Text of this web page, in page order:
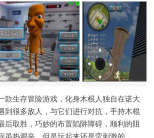
款生存冒险游戏，化身木棍人独自在诺大
到很多敌人，与它们进行对抗，手持木棍
后取胜，巧妙的布置陷阱障碍，顺利的阻
虽热艰辛，但是玩起来还是蛮刺激的。